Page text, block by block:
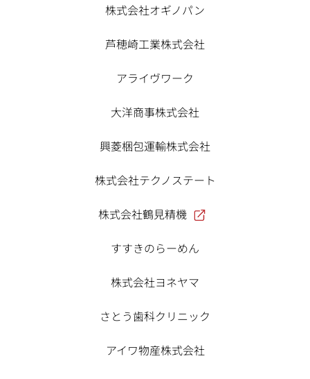
株式会社オギノパン
芦穂崎工業株式会社
アライヴワーク
大洋商事株式会社
興菱梱包運輸株式会社
株式会社テクノステート
株式会社鶴見精機
すすきのらーめん
株式会社ヨネヤマ
さとう歯科クリニック
アイワ物産株式会社